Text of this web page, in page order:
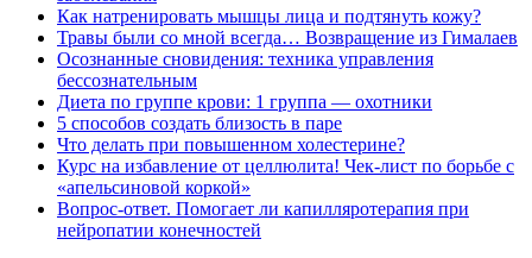
Как натренировать мышцы лица и подтянуть кожу?
Травы были со мной всегда… Возвращение из Гималаев
Осознанные сновидения: техника управления
бессознательным
Диета по группе крови: 1 группа — охотники
5 способов создать близость в паре
Что делать при повышенном холестерине?
Курс на избавление от целлюлита! Чек-лист по борьбе с
«апельсиновой коркой»
Вопрос-ответ. Помогает ли капилляротерапия при
нейропатии конечностей